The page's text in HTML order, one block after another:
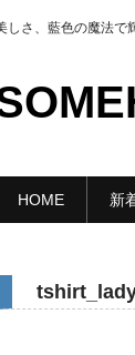
しさ、藍色の魔法で
HOME 新